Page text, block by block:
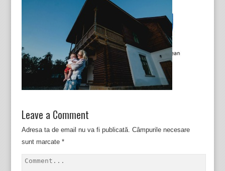
Leave a Comment
Adresa ta de email nu va fi publicată. Câmpurile necesare
sunt marcate *